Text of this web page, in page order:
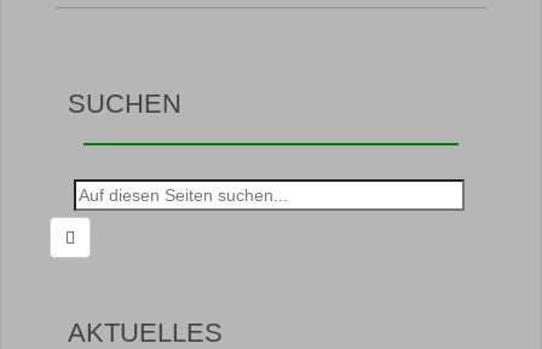
SUCHEN
Suche
nach:
AKTUELLES